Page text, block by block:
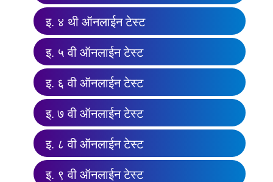
इ. ४ थी ऑनलाईन टेस्ट
इ. ५ वी ऑनलाईन टेस्ट
इ. ६ वी ऑनलाईन टेस्ट
इ. ७ वी ऑनलाईन टेस्ट
इ. ८ वी ऑनलाईन टेस्ट
इ. ९ वी ऑनलाईन टेस्ट